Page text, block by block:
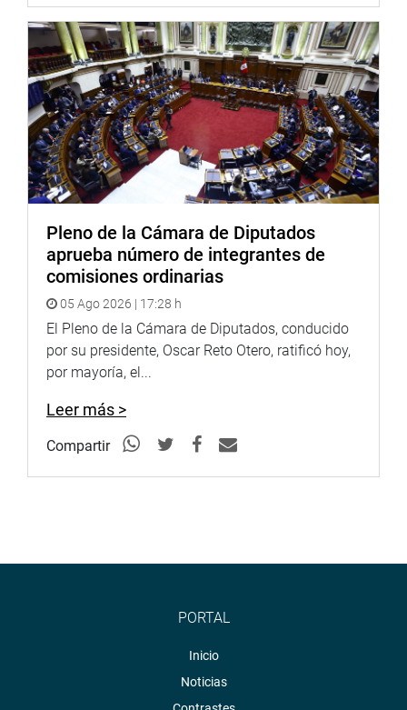
Pleno de la Cámara de Diputados
aprueba número de integrantes de
comisiones ordinarias
05 Ago 2026 | 17:28 h
El Pleno de la Cámara de Diputados, conducido
por su presidente, Oscar Reto Otero, ratificó hoy,
por mayoría, el...
Leer más >
Compartir
PORTAL
Inicio
Noticias